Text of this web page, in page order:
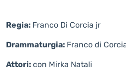
Regia: Franco Di Corcia jr
Drammaturgia: Franco di
Attori: con Mirka Natali